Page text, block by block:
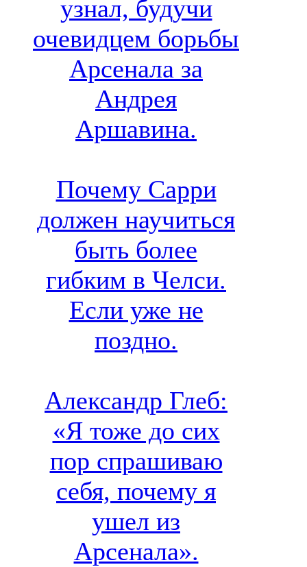
узнал, будучи
очевидцем борьбы
Арсенала за
Андрея
Аршавина.
Почему Сарри
должен научиться
быть более
гибким в Челси.
Если уже не
поздно.
Александр Глеб:
«Я тоже до сих
пор спрашиваю
себя, почему я
ушел из
Арсенала».